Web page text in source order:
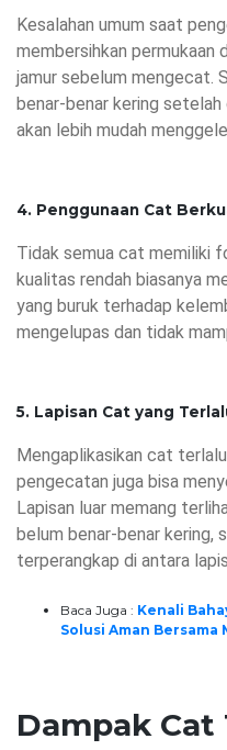
Kesalahan umum saat
membersihkan permukaan
jamur sebelum mengecat.
benar-benar kering
akan lebih mudah
4. Penggunaan Cat
Tidak semua cat memiliki
kualitas rendah biasanya
yang buruk terhadap
mengelupas dan tidak
5. Lapisan Cat yang
Mengaplikasikan cat
pengecatan juga bisa
Lapisan luar memang
belum benar-benar kering,
terperangkap di antara
Baca Juga : Kenali
Solusi Aman Bersama
Dampak Cat